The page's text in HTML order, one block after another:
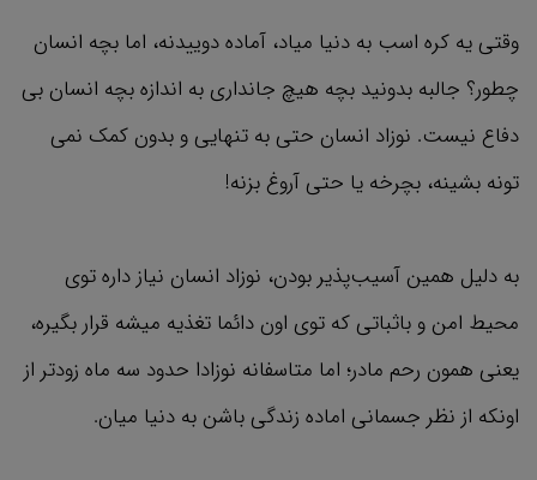
وقتی یه کره اسب به دنیا میاد، آماده دوییدنه، اما بچه انسان
چطور؟ جالبه بدونید بچه هیچ جانداری به اندازه بچه انسان بی
دفاع نیست. نوزاد انسان حتی به تنهایی و بدون کمک نمی
تونه بشینه، بچرخه یا حتی آروغ بزنه!
به دلیل همین آسیب‌پذیر بودن، نوزاد انسان نیاز داره توی
محیط امن و باثباتی که توی اون دائما تغذیه میشه قرار بگیره،
یعنی همون رحم مادر؛ اما متاسفانه نوزادا حدود سه ماه زودتر از
اونکه از نظر جسمانی اماده زندگی باشن به دنیا میان.